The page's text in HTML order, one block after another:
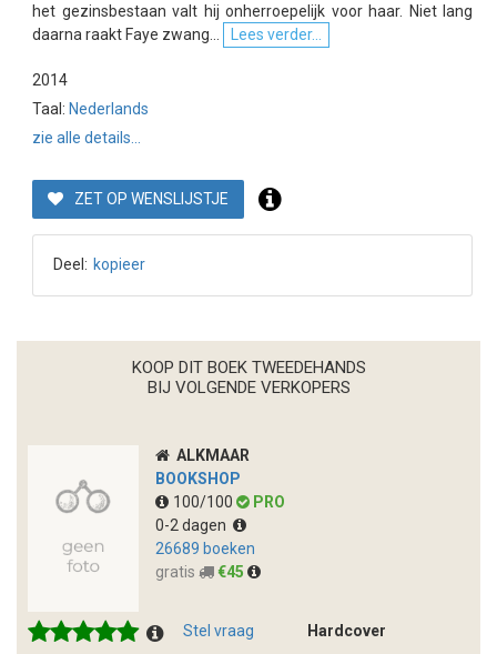
het gezinsbestaan valt hij onherroepelijk voor haar. Niet lang
daarna raakt Faye zwang...
Lees verder...
2014
Taal: Nederlands
zie alle details...
ZET OP WENSLIJSTJE
Deel: kopieer
KOOP DIT BOEK TWEEDEHANDS
BIJ VOLGENDE VERKOPERS
ALKMAAR
BOOKSHOP
100/100
PRO
0-2 dagen
26689 boeken
gratis
€45
Stel vraag
Hardcover